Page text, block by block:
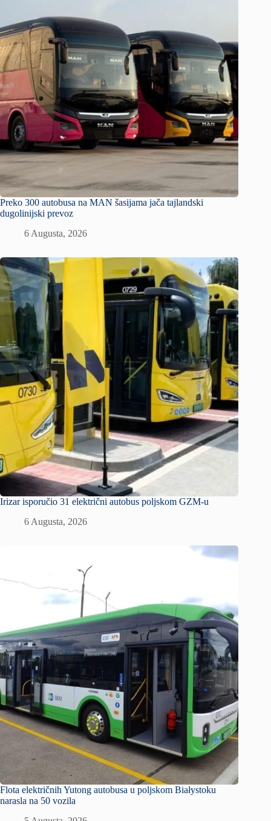
Preko 300 autobusa na MAN šasijama jača tajlandski
dugolinijski prevoz
6 Augusta, 2026
Irizar isporučio 31 električni autobus poljskom GZM-u
6 Augusta, 2026
Flota električnih Yutong autobusa u poljskom Białystoku
narasla na 50 vozila